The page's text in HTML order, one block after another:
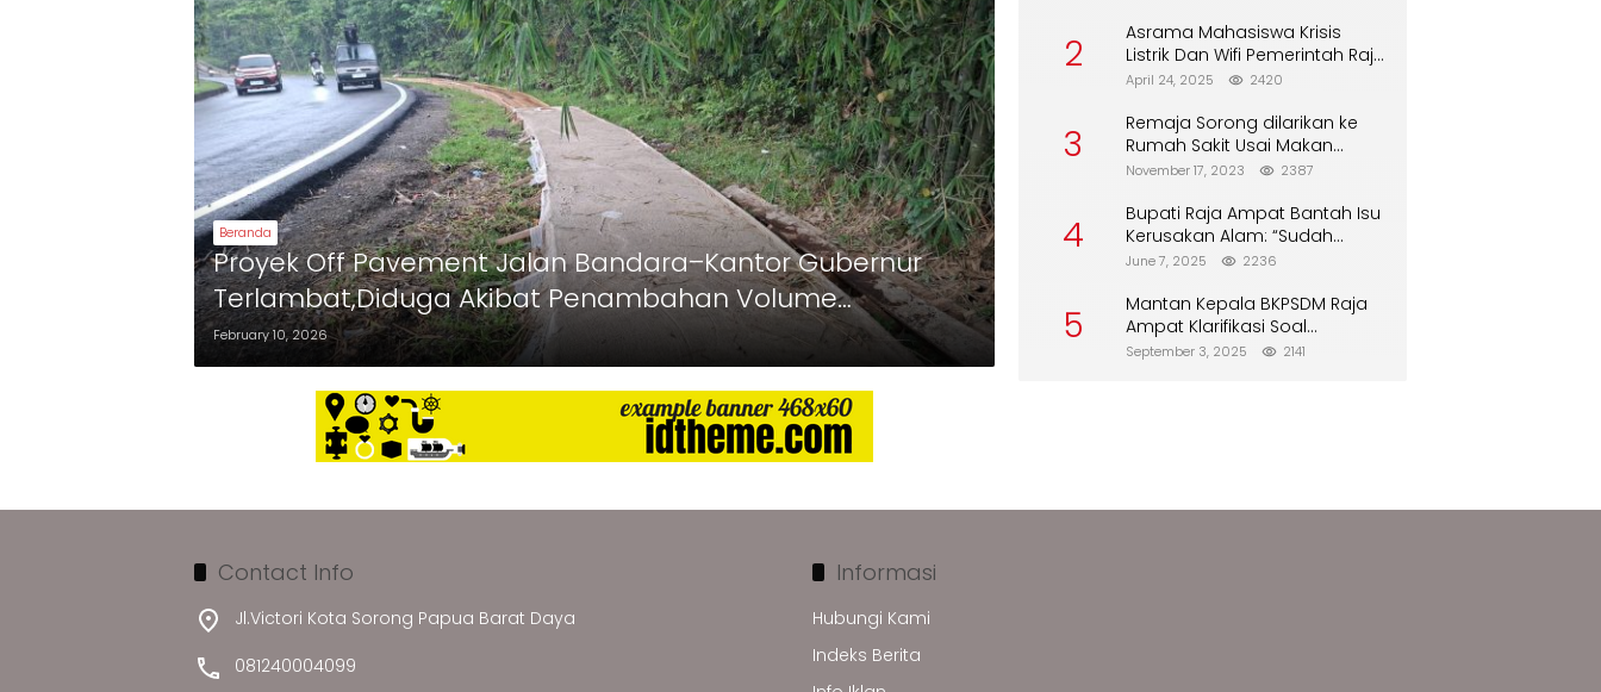
Beranda
Proyek Off Pavement Jalan Bandara–Kantor Gubernur
Terlambat,Diduga Akibat Penambahan Volume
Pekerjaan,PPK 1.1 Bungkam
February 10, 2026
2
Asrama Mahasiswa Krisis
Listrik Dan Wifi Pemerintah Raja
Ampat Alasan Tunggu DPA
April 24, 2025 2420
3
Remaja Sorong dilarikan ke
Rumah Sakit Usai Makan
Biskuit dari Alfamart
November 17, 2023 2387
4
Bupati Raja Ampat Bantah Isu
Kerusakan Alam: “Sudah
Direboisasi dan Tidak Merusak
June 7, 2025 2236
5
Mantan Kepala BKPSDM Raja
Ampat Klarifikasi Soal
Pergantian Jabatan
September 3, 2025 2141
Contact Info
Jl.Victori Kota Sorong Papua Barat Daya
081240004099
Informasi
Hubungi Kami
Indeks Berita